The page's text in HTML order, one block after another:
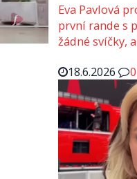
Eva Pavlová
první rande s
žádné svíčky,
18.6.2026
0